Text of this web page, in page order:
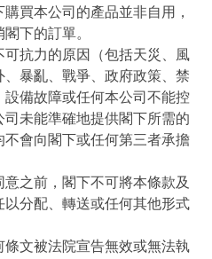
買本公司的產品並非自用，
下的訂單。
抗力的原因（包括天災、風
暴亂、戰爭、政府政策、禁
備故障或任何本公司不能控
未能準確地提供閣下所需的
不會向閣下或任何第三者承擔
之前，閣下不可將本條款及
分配、轉送或任何其他形式
文被法院宣告無效或無法執